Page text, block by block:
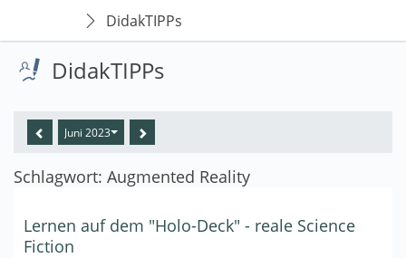
DidakTIPPs
DidakTIPPs
Juni 2023
Schlagwort: Augmented Reality
Lernen auf dem "Holo-Deck" - reale Science
Fiction